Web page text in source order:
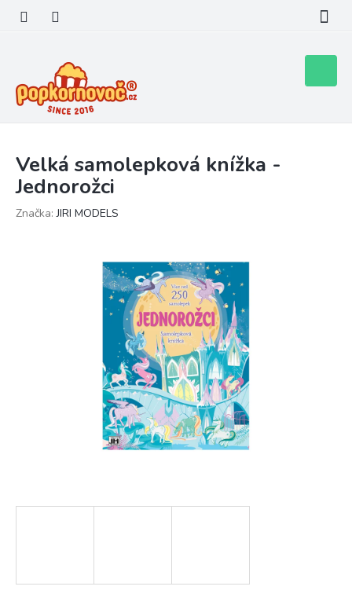
obsah
košík
Velká samolepková knížka -
Jednorožci
Značka:JIRI MODELS